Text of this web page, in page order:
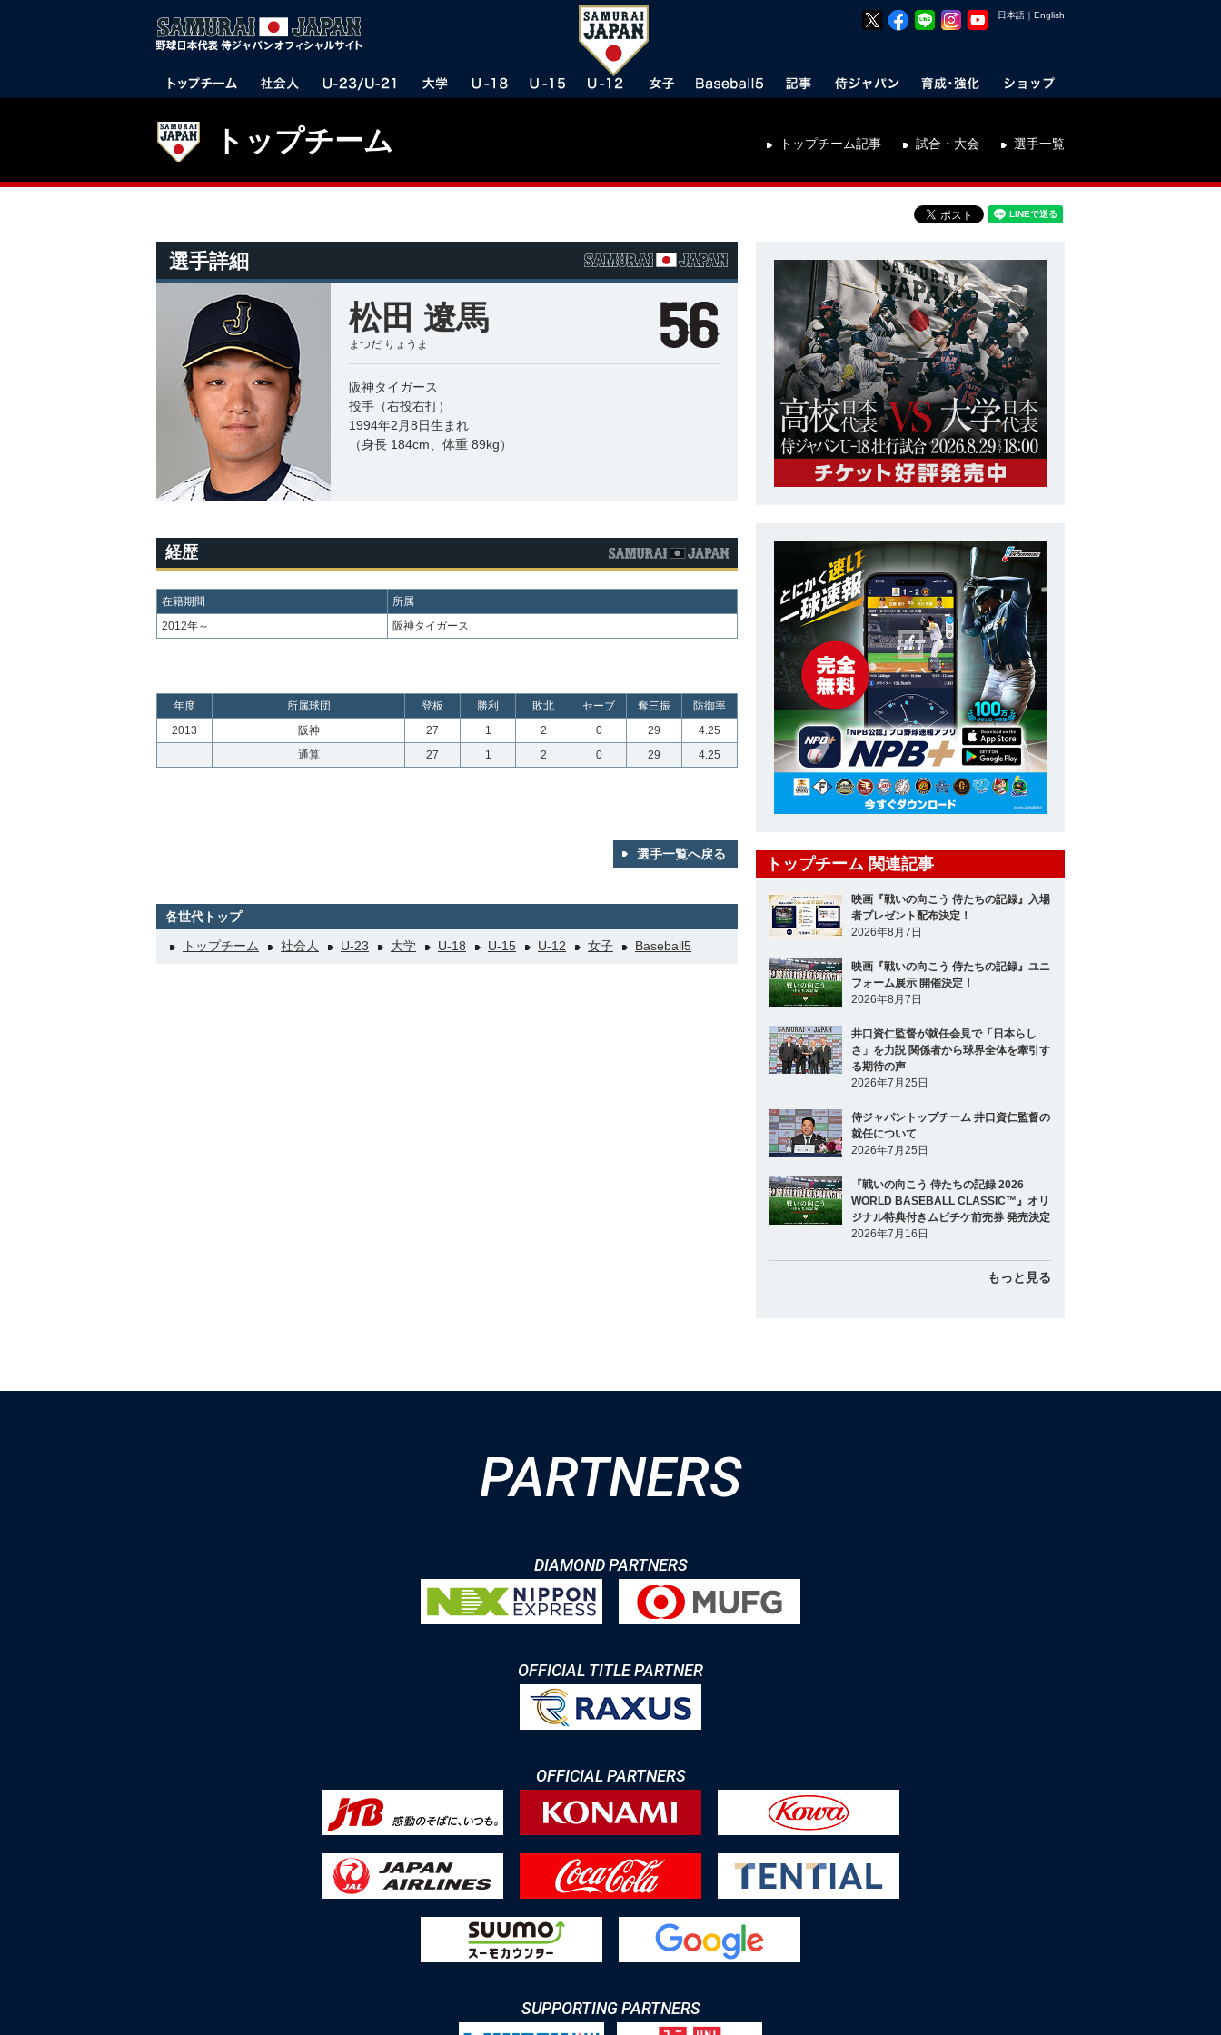
日本語 ｜ English
トップチーム トップチーム記事 試合・大会 選手一覧
選手詳細
松田 遼馬
まつだ りょうま
阪神タイガース
投手（右投右打）
1994年2月8日生まれ
（身長 184cm、体重 89kg）
経歴
在籍期間
所属
2012年～
阪神タイガース
年度 所属球団 登板 勝利 敗北 セーブ 奪三振
防御率
2013
阪神 27 1 2 0 29
4.25
通算
27 1 2 0 29 4.25
選手一覧へ戻る
各世代トップ
トップチーム
社会人 U-23 大学 U-18 U-15 U-12 女子 Baseball5
トップチーム 関連記事
映画『戦いの向こう 侍たちの記録』入場
者プレゼント配布決定！
2026年8月7日
映画『戦いの向こう 侍たちの記録』ユニ
フォーム展示 開催決定！
2026年8月7日
井口資仁監督が就任会見で「日本らし
さ」を力説 関係者から球界全体を牽引す
る期待の声
2026年7月25日
侍ジャパントップチーム 井口資仁監督の
就任について
2026年7月25日
『戦いの向こう 侍たちの記録 2026
WORLD BASEBALL CLASSIC™』オリ
ジナル特典付きムビチケ前売券 発売決定
2026年7月16日
もっと見る
PARTNERS
DIAMOND PARTNERS
OFFICIAL TITLE PARTNER
OFFICIAL PARTNERS
SUPPORTING PARTNERS